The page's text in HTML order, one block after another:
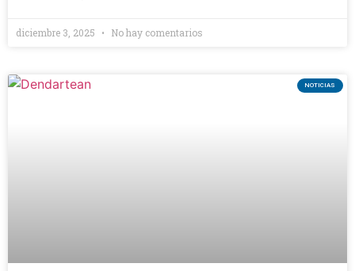
diciembre 3, 2025 No hay comentarios
NOTICIAS